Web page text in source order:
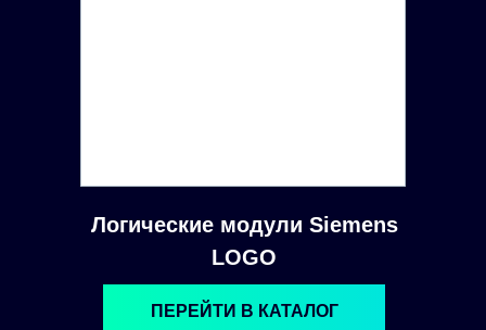
Логические модули Siemens
LOGO
ПЕРЕЙТИ В КАТАЛОГ